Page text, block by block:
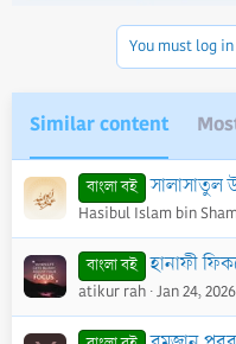
You must log
Similar content
বাংলা বই সালাসাতুল
Hasibul Islam bin
বাংলা বই হানাফী
atikur rah Jan 24, 2026